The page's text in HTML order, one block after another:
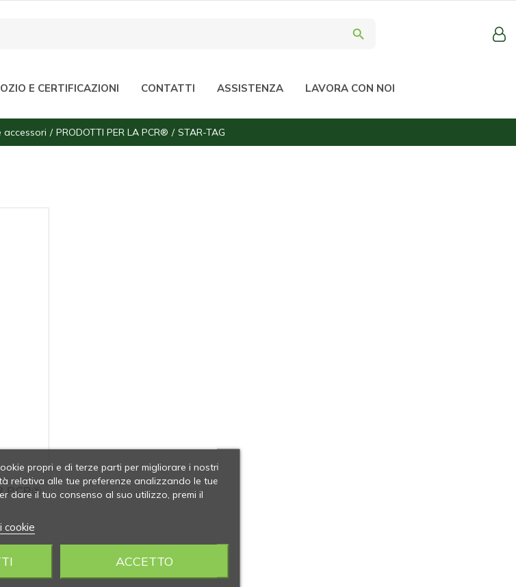
search
E CERTIFICAZIONI CONTATTI ASSISTENZA LAVORA CON NOI
accessori PRODOTTI PER LA PCR® STAR-TAG
PCR®
propri e di terze parti per migliorare i nostri
relativa alle tue preferenze analizzando le tue
dare il tuo consenso al suo utilizzo, premi il
cookie
ACCETTO